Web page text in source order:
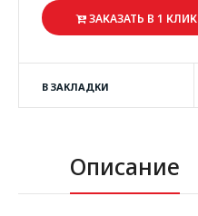
ЗАКАЗАТЬ В 1 КЛИК
В ЗАКЛАДКИ
Описание